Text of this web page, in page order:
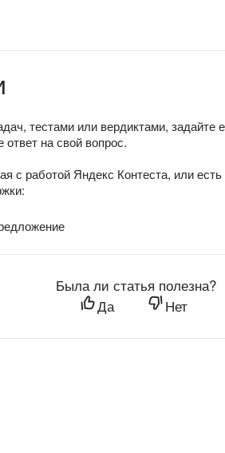
тестами или вердиктами, задайте
на свой вопрос.
с работой Яндекс Контеста, или
Была ли статья полезна?
Да
Нет